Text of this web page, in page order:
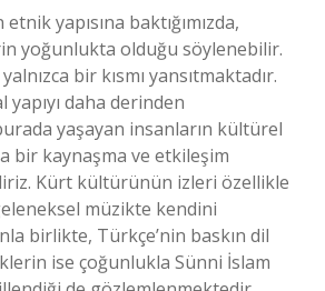
yapısına baktığımızda,
yoğunlukta olduğu söylenebilir.
bir kısmı yansıtmaktadır.
yapıyı daha derinden
yaşayan insanların kültürel
bir kaynaşma ve etkileşim
Kürt kültürünün izleri özellikle
müzikte kendini
birlikte, Türkçe’nin baskın dil
ise çoğunlukla Sünni İslam